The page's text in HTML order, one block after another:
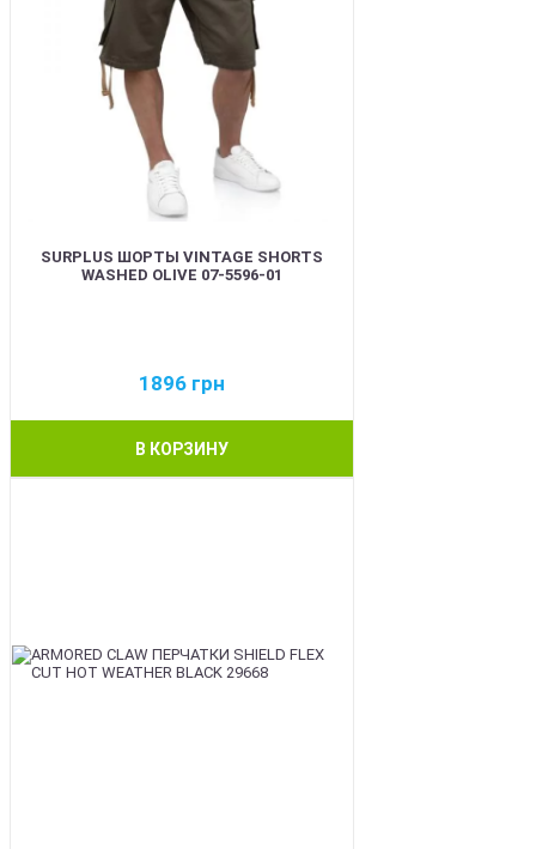
SURPLUS ШОРТЫ VINTAGE SHORTS
WASHED OLIVE 07-5596-01
1896 грн
В КОРЗИНУ